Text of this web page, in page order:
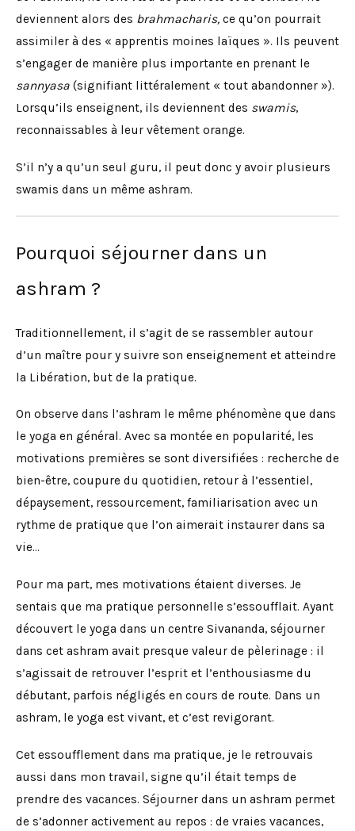
deviennent alors des brahmacharis, ce qu’on pourrait
assimiler à des « apprentis moines laïques ». Ils peuvent
s’engager de manière plus importante en prenant le
sannyasa (signifiant littéralement « tout abandonner »).
Lorsqu’ils enseignent, ils deviennent des swamis,
reconnaissables à leur vêtement orange.
S’il n’y a qu’un seul guru, il peut donc y avoir plusieurs
swamis dans un même ashram.
Pourquoi séjourner dans un
ashram ?
Traditionnellement, il s’agit de se rassembler autour
d’un maître pour y suivre son enseignement et atteindre
la Libération, but de la pratique.
On observe dans l’ashram le même phénomène que dans
le yoga en général. Avec sa montée en popularité, les
motivations premières se sont diversifiées : recherche de
bien-être, coupure du quotidien, retour à l’essentiel,
dépaysement, ressourcement, familiarisation avec un
rythme de pratique que l’on aimerait instaurer dans sa
vie…
Pour ma part, mes motivations étaient diverses. Je
sentais que ma pratique personnelle s’essoufflait. Ayant
découvert le yoga dans un centre Sivananda, séjourner
dans cet ashram avait presque valeur de pèlerinage : il
s’agissait de retrouver l’esprit et l’enthousiasme du
débutant, parfois négligés en cours de route. Dans un
ashram, le yoga est vivant, et c’est revigorant.
Cet essoufflement dans ma pratique, je le retrouvais
aussi dans mon travail, signe qu’il était temps de
prendre des vacances. Séjourner dans un ashram permet
de s’adonner activement au repos : de vraies vacances,